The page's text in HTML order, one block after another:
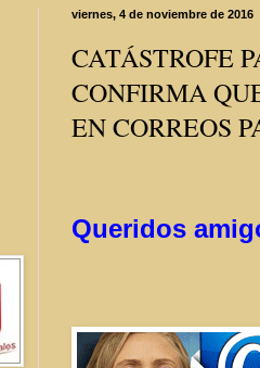
viernes, 4 de noviembre de 2016
CATÁSTROFE
CONFIRMA
EN CORREOS
Queridos